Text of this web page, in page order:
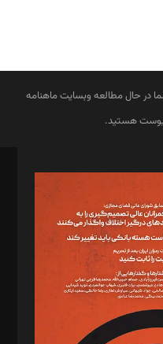
در حال مطالعه وبسایت ماهنامه
هستید.